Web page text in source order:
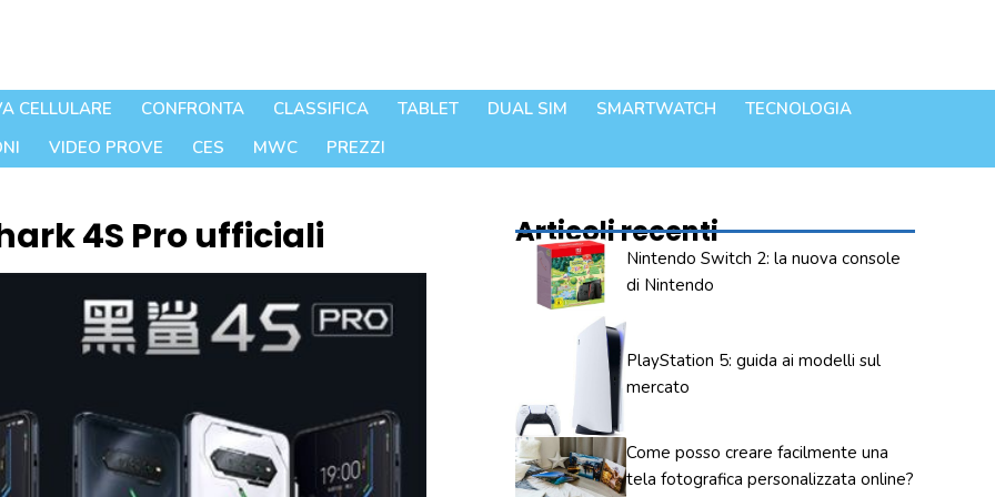
CELLULARE CONFRONTA CLASSIFICA TABLET DUAL SIM SMARTWATCH
TECNOLOGIA
VIDEO PROVE CES MWC PREZZI
4S Pro ufficiali Articoli recenti
Nintendo Switch 2: la nuova console
di Nintendo
PlayStation 5: guida ai modelli sul
mercato
Come posso creare facilmente una
tela fotografica personalizzata online?